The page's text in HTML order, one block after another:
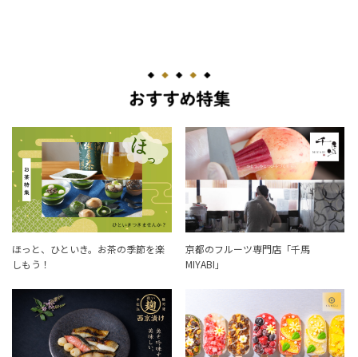
ほっと、ひといき。お茶の季節を楽
しもう！
京都のフルーツ専門店「千馬
MIYABI」